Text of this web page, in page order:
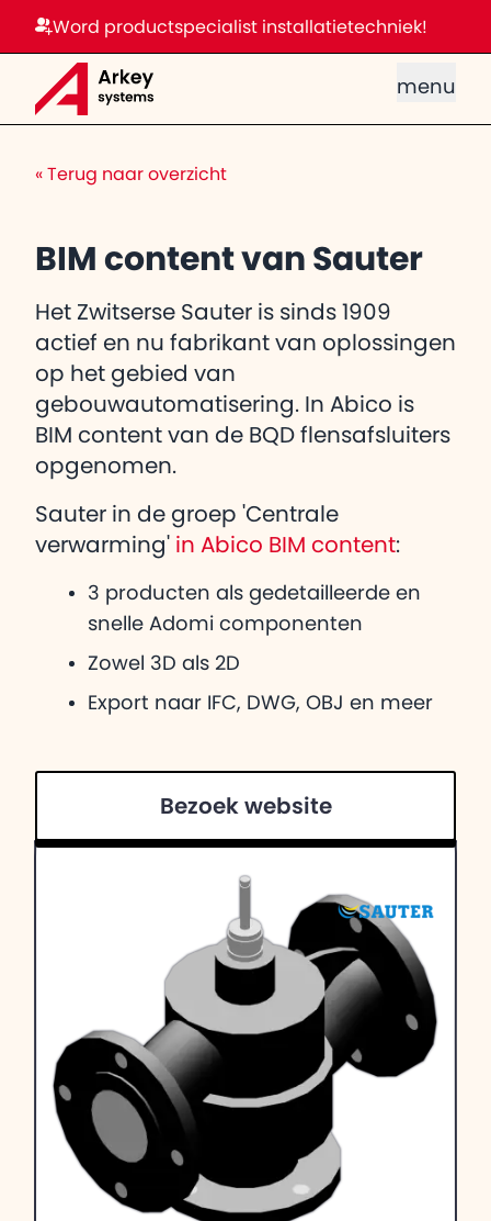
Word productspecialist installatietechniek!
menu
« Terug naar overzicht
BIM content van Sauter
Het Zwitserse Sauter is sinds 1909
actief en nu fabrikant van oplossingen
op het gebied van
gebouwautomatisering. In Abico is
BIM content van de BQD flensafsluiters
opgenomen.
Sauter in de groep 'Centrale
verwarming' in Abico BIM content:
3 producten als gedetailleerde en
snelle Adomi componenten
Zowel 3D als 2D
Export naar IFC, DWG, OBJ en meer
Bezoek website